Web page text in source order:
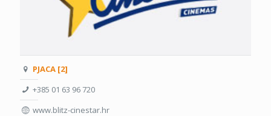
PJACA [2]
+385 01 63 96 720
www.blitz-cinestar.hr